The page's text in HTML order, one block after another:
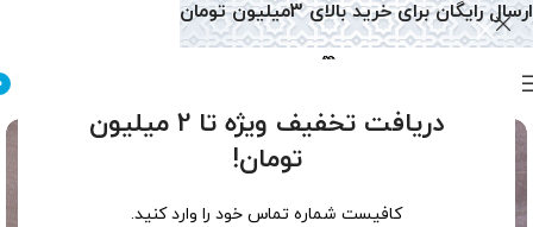
دریافت تخفیف ویژه تا 2 میلیون
تومان!
کافیست شماره تماس خود را وارد کنید.
ارسال رایگان برای خرید بالای 3میلیون تومان